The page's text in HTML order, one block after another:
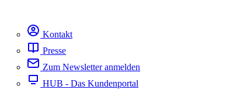
Kontakt
Presse
Zum Newsletter anmelden
HUB - Das Kundenportal